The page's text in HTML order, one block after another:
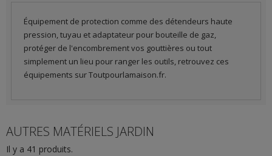
Équipement de protection comme des détendeurs haute
pression, tuyau et adaptateur pour bouteille de gaz,
protéger de l'encombrement vos gouttières ou tout
simplement un lieu pour ranger les outils, retrouvez ces
équipements sur Toutpourlamaison.fr.
AUTRES MATÉRIELS JARDIN
Il y a 41 produits.